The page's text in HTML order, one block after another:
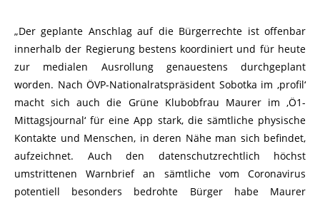
„Der geplante Anschlag auf die Bürgerrechte ist offenbar
innerhalb der Regierung bestens koordiniert und für heute
zur medialen Ausrollung genauestens durchgeplant
worden. Nach ÖVP-Nationalratspräsident Sobotka im ‚profil‘
macht sich auch die Grüne Klubobfrau Maurer im ‚Ö1-
Mittagsjournal‘ für eine App stark, die sämtliche physische
Kontakte und Menschen, in deren Nähe man sich befindet,
aufzeichnet. Auch den datenschutzrechtlich höchst
umstrittenen Warnbrief an sämtliche vom Coronavirus
potentiell besonders bedrohte Bürger habe Maurer